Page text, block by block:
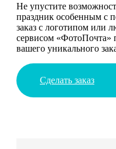
Не упустите
праздник особенным с
заказ с логотипом или
сервисом «ФотоПочта»
вашего уникального
Сделать заказ